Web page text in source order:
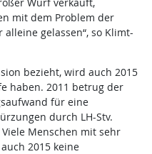
mit dem Problem der
gelassen“, so Klimt-
bezieht, wird auch 2015
haben. 2011 betrug der
für eine
durch LH-Stv.
Menschen mit sehr
2015 keine